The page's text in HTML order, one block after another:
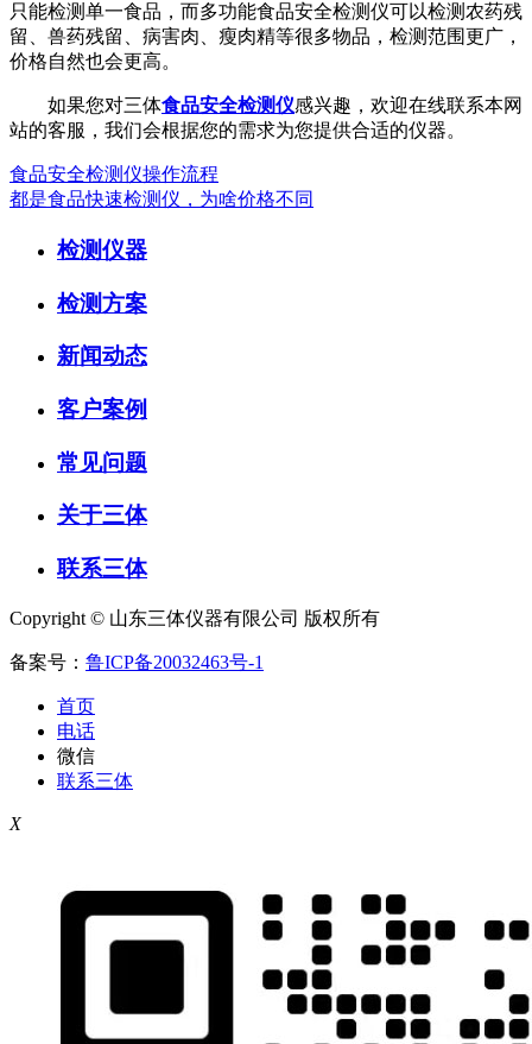
只能检测单一食品，而多功能食品安全检测仪可以检测农药残
留、兽药残留、病害肉、瘦肉精等很多物品，检测范围更广，
价格自然也会更高。
如果您对三体食品安全检测仪感兴趣，欢迎在线联系本网
站的客服，我们会根据您的需求为您提供合适的仪器。
食品安全检测仪操作流程
都是食品快速检测仪，为啥价格不同
检测仪器
检测方案
新闻动态
客户案例
常见问题
关于三体
联系三体
Copyright © 山东三体仪器有限公司 版权所有
备案号： 鲁ICP备20032463号-1
首页
电话
微信
联系三体
X